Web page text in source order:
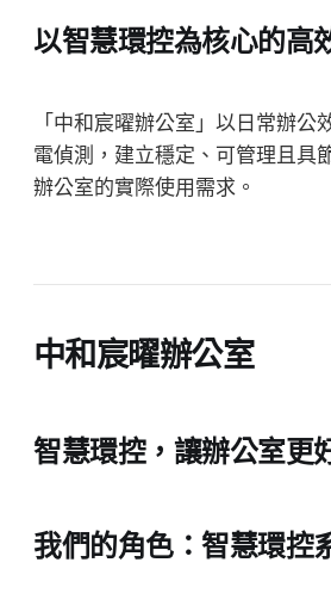
以智慧環控為核心的高
「中和宸曜辦公室」以日常辦
電偵測，建立穩定、可管理且具
辦公室的實際使用需求。
中和宸曜辦公室
智慧環控，讓辦公室更
我們的角色：智慧環控